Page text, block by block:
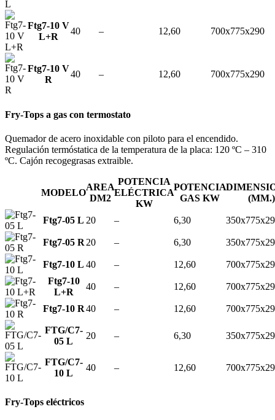
Ftg7-10 V
L+R
40 – 12,60 700x775x290
Ftg7-10 V
R
40 – 12,60 700x775x290
Fry-Tops a gas con termostato
Quemador de acero inoxidable con piloto para el encendido.
Regulación termóstatica de la temperatura de la placa: 120 ºC – 310
ºC. Cajón recogegrasas extraible.
MODELO
AREA
DM2
POTENCIA
ELÉCTRICA
KW
POTENCIA
GAS KW
(MM.)
Ftg7-05 L 20 – 6,30
Ftg7-05 R 20 – 6,30
Ftg7-10 L 40 – 12,60
Ftg7-10
L+R
40 – 12,60
Ftg7-10 R40 – 12,60
FTG/C7-
05 L
20 – 6,30
FTG/C7-
10 L
40 – 12,60
Fry-Tops eléctricos